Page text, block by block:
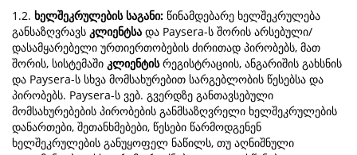
1.2. ხელშეკრულების საგანი: წინამდებარე ხელშეკრულება
განსაზღვრავს კლიენტსა და Paysera-ს შორის არსებული/
დასამყარებელი ურთიერთობების ძირითად პირობებს, მათ
შორის, სისტემაში კლიენტისრეგისტრაციის, ანგარიშის გახსნის
და Paysera-ს სხვა მომსახურებით სარგებლობის წესებსა და
პირობებს. Paysera-ს ვებ. გვერდზე განთავსებული
მომსახურებების პირობების განმსაზღვრელი ხელშეკრულების
დანართები, შეთანხმებები, წესები წარმოდგენენ
ხელშეკრულების განუყოფელ ნაწილს, თუ აღნიშნული